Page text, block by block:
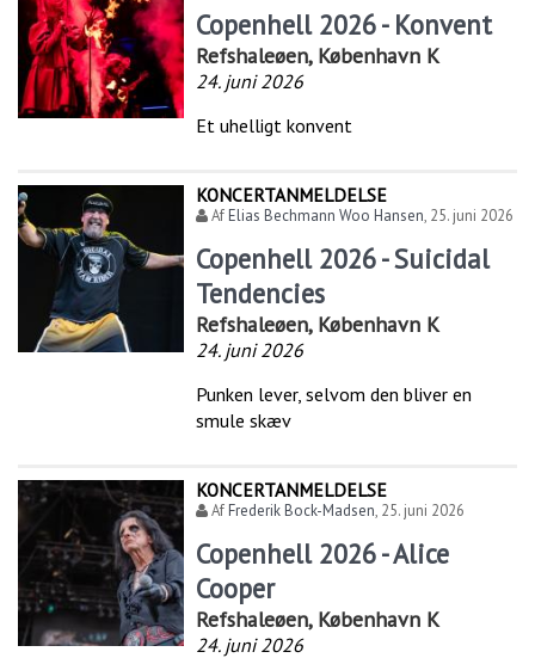
Copenhell 2026 - Konvent
Refshaleøen, København K
24. juni 2026
Et uhelligt konvent
KONCERTANMELDELSE
AfElias Bechmann Woo Hansen, 25. juni 2026
Copenhell 2026 - Suicidal
Tendencies
Refshaleøen, København K
24. juni 2026
Punken lever, selvom den bliver en
smule skæv
KONCERTANMELDELSE
AfFrederik Bock-Madsen, 25. juni 2026
Copenhell 2026 - Alice
Cooper
Refshaleøen, København K
24. juni 2026